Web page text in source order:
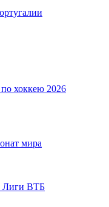
хоккею 2026
мира
Лиги ВТБ